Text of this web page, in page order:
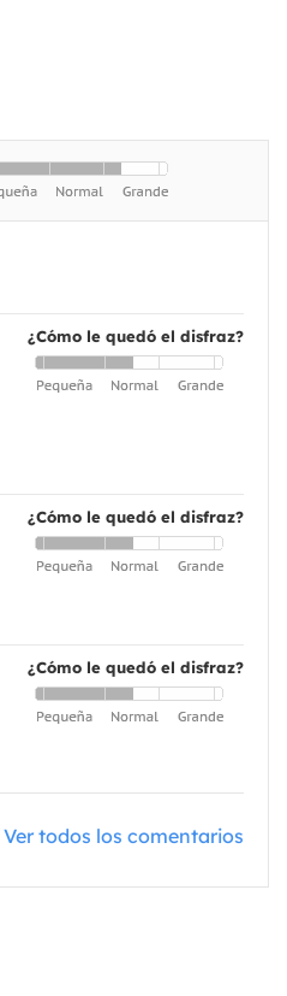
¿Cómo le quedó el disfraz?
¿Cómo le quedó el disfraz?
¿Cómo le quedó el disfraz?
Ver todos los comentarios